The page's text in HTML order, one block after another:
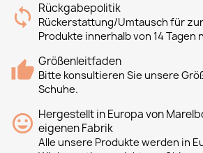
Rückgabepolitik
Rückerstattung/Umtausch für
Produkte innerhalb von 14 Tagen
Größenleitfaden
Bitte konsultieren Sie unsere
Schuhe.
Hergestellt in Europa von
eigenen Fabrik
Alle unsere Produkte werden in